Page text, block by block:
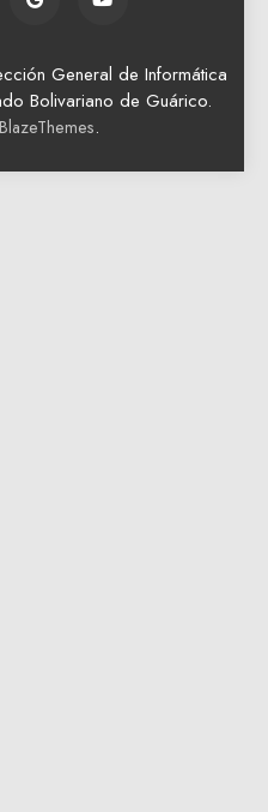
General de Informática
Bolivariano de Guárico.
BlazeThemes.